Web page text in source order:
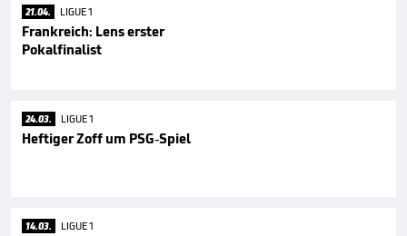
21.04. LIGUE 1
Frankreich: Lens erster
Pokalfinalist
24.03. LIGUE 1
Heftiger Zoff um PSG-Spiel
14.03. LIGUE 1